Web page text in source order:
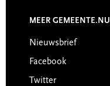
MEER GEMEENTE.NU
Nieuwsbrief
Facebook
Twitter